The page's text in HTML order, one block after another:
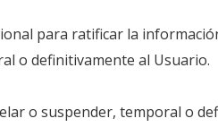
para ratificar la
o definitivamente al Usuario.
o suspender, temporal o